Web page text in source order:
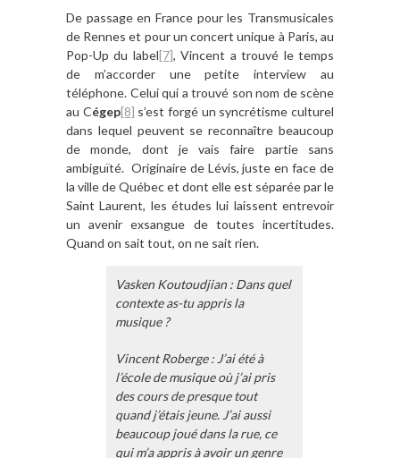
De passage en France pour les Transmusicales
de Rennes et pour un concert unique à Paris, au
Pop-Up du label[7], Vincent a trouvé le temps
de m’accorder une petite interview au
téléphone. Celui qui a trouvé son nom de scène
au Cégep[8] s’est forgé un syncrétisme culturel
dans lequel peuvent se reconnaître beaucoup
de monde, dont je vais faire partie sans
ambiguïté. Originaire de Lévis, juste en face de
la ville de Québec et dont elle est séparée par le
Saint Laurent, les études lui laissent entrevoir
un avenir exsangue de toutes incertitudes.
Quand on sait tout, on ne sait rien.
Vasken Koutoudjian : Dans quel
contexte as-tu appris la
musique ?
Vincent Roberge : J’ai été à
l’école de musique où j’ai pris
des cours de presque tout
quand j’étais jeune. J’ai aussi
beaucoup joué dans la rue, ce
qui m’a appris à avoir un genre